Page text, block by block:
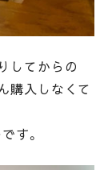
してからの
購入しなくて
す。